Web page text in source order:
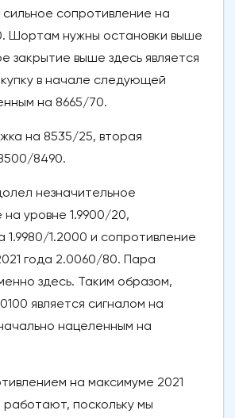
сопротивление на
Шортам нужны остановки выше
закрытие выше здесь является
в начале следующей
на 8665/70.
на 8535/25, вторая
8490.
незначительное
уровне 1.9900/20,
1.9980/1.2000 и сопротивление
года 2.0060/80. Пара
здесь. Таким образом,
является сигналом на
нацеленным на
на максимуме 2021
поскольку мы